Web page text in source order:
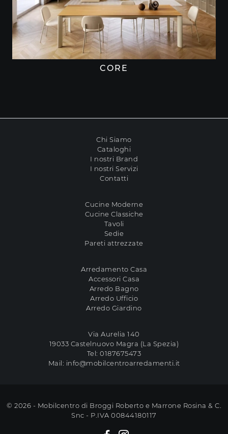
CORE
Chi Siamo
Cataloghi
I nostri Brand
I nostri Servizi
Contatti
Cucine Moderne
Cucine Classiche
Tavoli
Sedie
Pareti attrezzate
Arredamento Casa
Accessori Casa
Arredo Bagno
Arredo Ufficio
Arredo Giardino
Via Aurelia 140
19033 Castelnuovo Magra (La Spezia)
Tel:0187675473
Mail: info@mobilcentroarredamenti.it
© 2026 - Mobilcentro di Broggi Roberto e Marrone Rosina & C.
Snc - P.IVA 00844180117